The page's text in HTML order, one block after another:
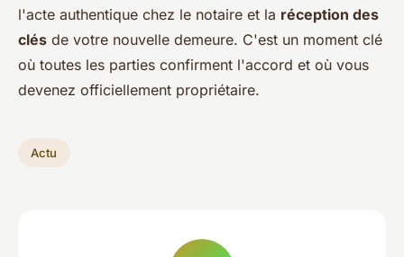
l'acte authentique chez le notaire et la réception des
clés de votre nouvelle demeure. C'est un moment clé
où toutes les parties confirment l'accord et où vous
devenez officiellement propriétaire.
Actu